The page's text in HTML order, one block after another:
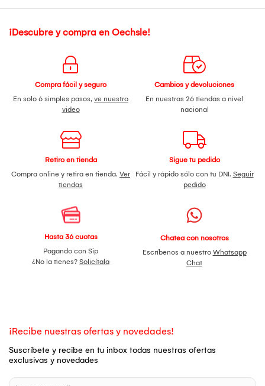
¡Descubre y compra en Oechsle!
Compra fácil y seguro
En solo 6 simples pasos, ve nuestro
video
Cambios y devoluciones
En nuestras 26 tiendas a nivel
nacional
Retiro en tienda
Compra online y retira en tienda. Ver
tiendas
Sigue tu pedido
Fácil y rápido sólo con tu DNI. Seguir
pedido
Hasta 36 cuotas
Pagando con Sip
¿No la tienes? Solicítala
Chatea con nosotros
Escríbenos a nuestro Whatsapp
Chat
¡Recibe nuestras ofertas y novedades!
Suscríbete y recibe en tu inbox todas nuestras ofertas
exclusivas y novedades